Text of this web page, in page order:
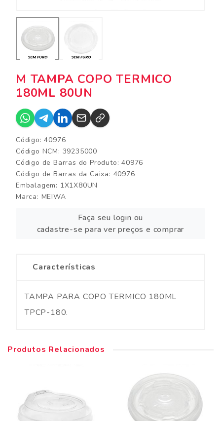
M TAMPA COPO TERMICO
180ML 80UN
Código: 40976
Código NCM: 39235000
Código de Barras do Produto: 40976
Código de Barras da Caixa: 40976
Embalagem: 1X1X80UN
Marca: MEIWA
Faça seu login ou
cadastre-se para ver preços e comprar
Características
TAMPA PARA COPO TERMICO 180ML
TPCP-180.
Produtos Relacionados